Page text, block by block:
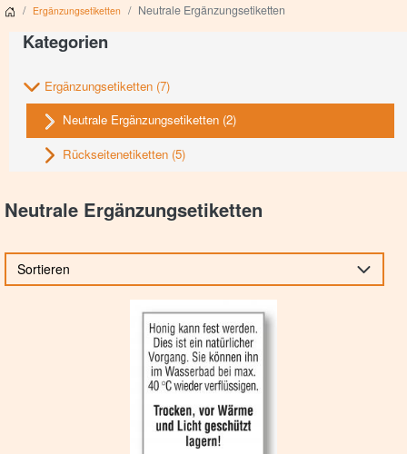
Ergänzungsetiketten Neutrale Ergänzungsetiketten
Kategorien
Ergänzungsetiketten (7)
Neutrale Ergänzungsetiketten (2)
Rückseitenetiketten (5)
Neutrale Ergänzungsetiketten
Sortieren